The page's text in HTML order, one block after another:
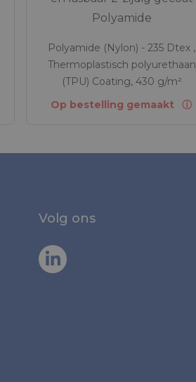
Polyamide
Polyamide (Nylon) - 235 Dtex ,
Thermoplastisch polyurethaan
(TPU) Coating, 430 g/m²
Op bestelling gemaakt
Volg ons